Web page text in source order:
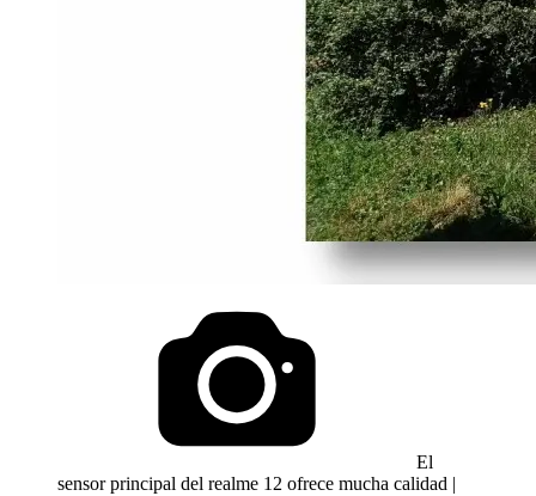
El
sensor principal del realme 12 ofrece mucha calidad |